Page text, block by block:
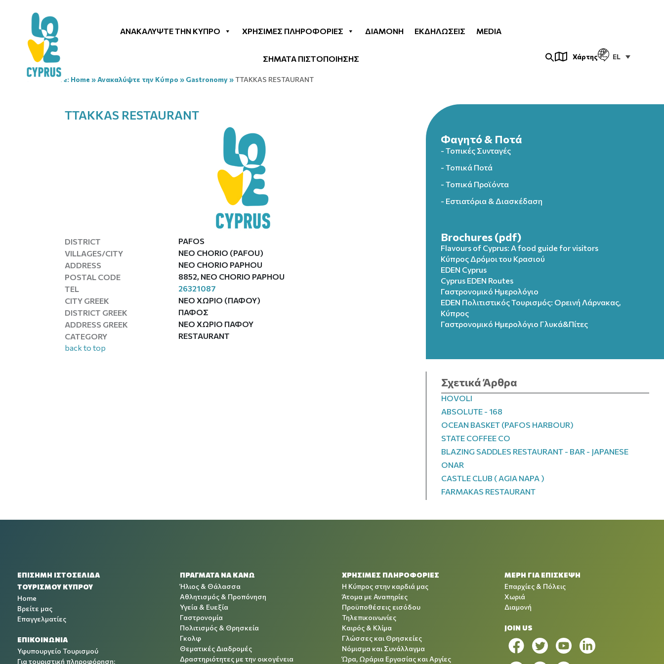
ΑΝΑΚΑΛΎΨΤΕ ΤΗΝ ΚΎΠΡΟ ΧΡΉΣΙΜΕΣ ΠΛΗΡΟΦΟΡΊΕΣ ΔΙΑΜΟΝΉ ΕΚΔΗΛΏΣΕΙΣ MEDIA
ΣΗΜΑΤΑ ΠΙΣΤΟΠΟΙΗΣΗΣ Χάρτης EL
You are here: Home »Ανακαλύψτε την Κύπρο » Gastronomy»TTAKKAS RESTAURANT
TTAKKAS RESTAURANT
DISTRICT
PAFOS
VILLAGES/CITY
NEO CHORIO (PAFOU)
ADDRESS
NEO CHORIO PAPHOU
POSTAL CODE
8852, NEO CHORIO PAPHOU
TEL
26321087
CITY GREEK
ΝΕΟ ΧΩΡΙΟ (ΠΑΦΟΥ)
DISTRICT GREEK
ΠΑΦΟΣ
ADDRESS GREEK
ΝΕΟ ΧΩΡΙΟ ΠΑΦΟΥ
CATEGORY
RESTAURANT
back to top
Φαγητό & Ποτά
- Τοπικές Συνταγές
- Τοπικά Ποτά
- Τοπικά Προϊόντα
- Εστιατόρια & Διασκέδαση
Brochures (pdf)
Flavours of Cyprus: A food guide for visitors
Κύπρος Δρόμοι του Κρασιού
EDEN Cyprus
Cyprus EDEN Routes
Γαστρονομικό Ημερολόγιο
EDEN Πολιτιστικός Τουρισμός: Ορεινή Λάρνακας,
Κύπρος
Γαστρονομικό Ημερολόγιo Γλυκά&Πίτες
Σχετικά Άρθρα
HOVOLI
ABSOLUTE - 168
OCEAN BASKET (PAFOS HARBOUR)
STATE COFFEE CO
BLAZING SADDLES RESTAURANT - BAR - JAPANESE
ONAR
CASTLE CLUB ( AGIA NAPA )
FARMAKAS RESTAURANT
ΕΠΙΣΗΜΗ ΙΣΤΟΣΕΛΙΔΑ
ΤΟΥΡΙΣΜΟΥ ΚΥΠΡΟΥ
Home
Βρείτε μας
Επαγγελματίες
ΕΠΙΚΟΙΝΩΝΙΑ
Υφυπουργείο Τουρισμού
Για τουριστική πληροφόρηση:
ΠΡΑΓΜΑΤΑ ΝΑ ΚΑΝΩ
Ήλιος & Θάλασσα
Αθλητισμός & Προπόνηση
Υγεία & Ευεξία
Γαστρονομία
Πολιτισμός & Θρησκεία
Γκολφ
Θεματικές Διαδρομές
Δραστηριότητες με την οικογένεια
ΧΡΉΣΙΜΕΣ ΠΛΗΡΟΦΟΡΊΕΣ
Η Κύπρος στην καρδιά μας
Άτομα με Αναπηρίες
Προϋποθέσεις εισόδου
Τηλεπικοινωνίες
Καιρός & Κλίμα
Γλώσσες και Θρησκείες
Νόμισμα και Συνάλλαγμα
Ώρα, Ωράρια Εργασίας και Αργίες
ΜΕΡΗ ΓΙΑ ΕΠΙΣΚΕΨΗ
Επαρχίες & Πόλεις
Χωριά
Διαμονή
JOIN US